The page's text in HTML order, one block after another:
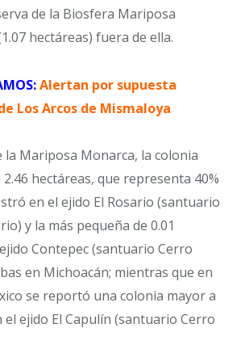
de la Biosfera Mariposa
hectáreas) fuera de ella.
Alertan por supuesta
Los Arcos de Mismaloya
la Mariposa Monarca, la colonia
hectáreas, que representa 40%
en el ejido El Rosario (santuario
y la más pequeña de 0.01
Contepec (santuario Cerro
en Michoacán; mientras que en
se reportó una colonia mayor a
el ejido El Capulín (santuario Cerro